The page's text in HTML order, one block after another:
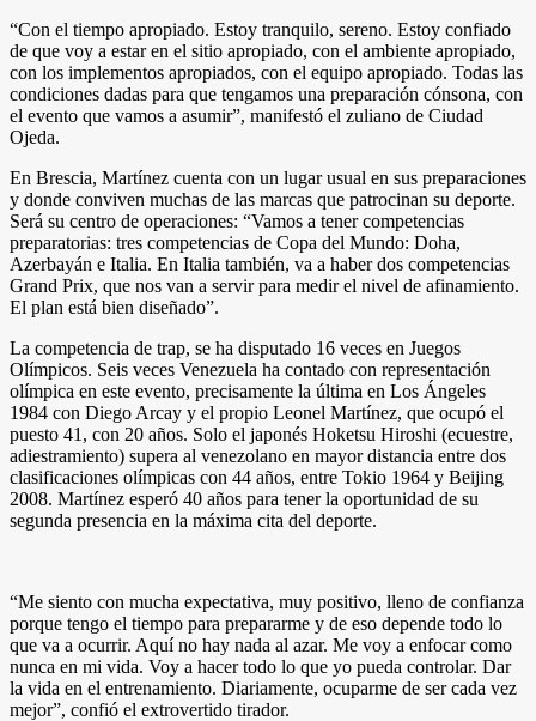
“Con el tiempo apropiado. Estoy tranquilo, sereno. Estoy confiado
de que voy a estar en el sitio apropiado, con el ambiente apropiado,
con los implementos apropiados, con el equipo apropiado. Todas las
condiciones dadas para que tengamos una preparación cónsona, con
el evento que vamos a asumir”, manifestó el zuliano de Ciudad
Ojeda.
En Brescia, Martínez cuenta con un lugar usual en sus preparaciones
y donde conviven muchas de las marcas que patrocinan su deporte.
Será su centro de operaciones: “Vamos a tener competencias
preparatorias: tres competencias de Copa del Mundo: Doha,
Azerbayán e Italia. En Italia también, va a haber dos competencias
Grand Prix, que nos van a servir para medir el nivel de afinamiento.
El plan está bien diseñado”.
La competencia de trap, se ha disputado 16 veces en Juegos
Olímpicos. Seis veces Venezuela ha contado con representación
olímpica en este evento, precisamente la última en Los Ángeles
1984 con Diego Arcay y el propio Leonel Martínez, que ocupó el
puesto 41, con 20 años. Solo el japonés Hoketsu Hiroshi (ecuestre,
adiestramiento) supera al venezolano en mayor distancia entre dos
clasificaciones olímpicas con 44 años, entre Tokio 1964 y Beijing
2008. Martínez esperó 40 años para tener la oportunidad de su
segunda presencia en la máxima cita del deporte.
“Me siento con mucha expectativa, muy positivo, lleno de confianza
porque tengo el tiempo para prepararme y de eso depende todo lo
que va a ocurrir. Aquí no hay nada al azar. Me voy a enfocar como
nunca en mi vida. Voy a hacer todo lo que yo pueda controlar. Dar
la vida en el entrenamiento. Diariamente, ocuparme de ser cada vez
mejor”, confió el extrovertido tirador.